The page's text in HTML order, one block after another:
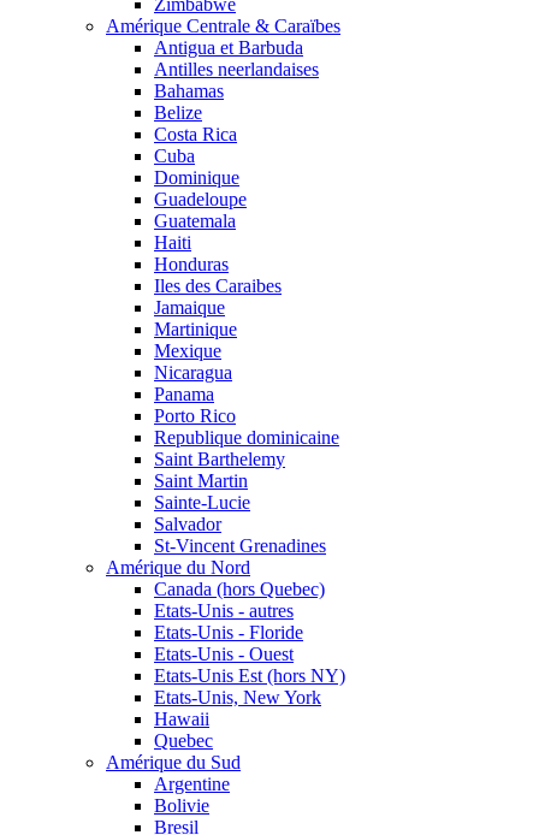
Zimbabwe
Amérique Centrale & Caraïbes
Antigua et Barbuda
Antilles neerlandaises
Bahamas
Belize
Costa Rica
Cuba
Dominique
Guadeloupe
Guatemala
Haiti
Honduras
Iles des Caraibes
Jamaique
Martinique
Mexique
Nicaragua
Panama
Porto Rico
Republique dominicaine
Saint Barthelemy
Saint Martin
Sainte-Lucie
Salvador
St-Vincent Grenadines
Amérique du Nord
Canada (hors Quebec)
Etats-Unis - autres
Etats-Unis - Floride
Etats-Unis - Ouest
Etats-Unis Est (hors NY)
Etats-Unis, New York
Hawaii
Quebec
Amérique du Sud
Argentine
Bolivie
Bresil